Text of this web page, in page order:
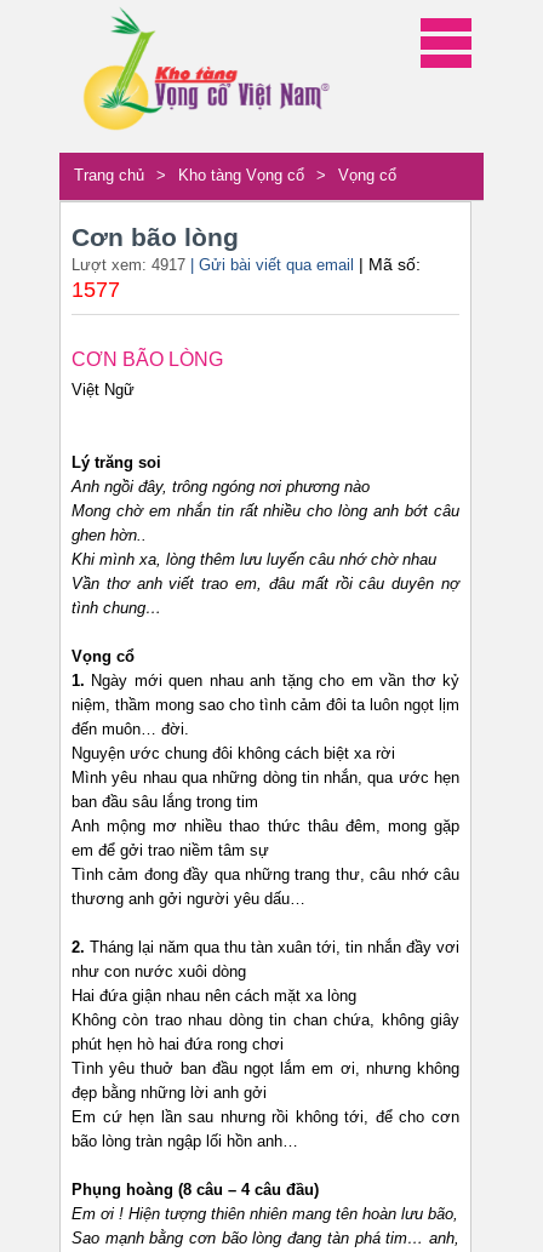
Trang chủ > Kho tàng Vọng cổ > Vọng cổ
Cơn bão lòng
Lượt xem: 4917 | Gửi bài viết qua email | Mã số:
1577
CƠN BÃO LÒNG
Việt Ngữ
Lý trăng soi
Anh ngồi đây, trông ngóng nơi phương nào
Mong chờ em nhắn tin rất nhiều cho lòng anh bớt câu
ghen hờn..
Khi mình xa, lòng thêm lưu luyến câu nhớ chờ nhau
Vần thơ anh viết trao em, đâu mất rồi câu duyên nợ
tình chung…
Vọng cổ
1. Ngày mới quen nhau anh tặng cho em vần thơ kỷ
niệm, thầm mong sao cho tình cảm đôi ta luôn ngọt lịm
đến muôn… đời.
Nguyện ước chung đôi không cách biệt xa rời
Mình yêu nhau qua những dòng tin nhắn, qua ước hẹn
ban đầu sâu lắng trong tim
Anh mộng mơ nhiều thao thức thâu đêm, mong gặp
em để gởi trao niềm tâm sự
Tình cảm đong đầy qua những trang thư, câu nhớ câu
thương anh gởi người yêu dấu…
2. Tháng lại năm qua thu tàn xuân tới, tin nhắn đầy vơi
như con nước xuôi dòng
Hai đứa giận nhau nên cách mặt xa lòng
Không còn trao nhau dòng tin chan chứa, không giây
phút hẹn hò hai đứa rong chơi
Tình yêu thuở ban đầu ngọt lắm em ơi, nhưng không
đẹp bằng những lời anh gởi
Em cứ hẹn lần sau nhưng rồi không tới, để cho cơn
bão lòng tràn ngập lối hồn anh…
Phụng hoàng (8 câu – 4 câu đầu)
Em ơi ! Hiện tượng thiên nhiên mang tên hoàn lưu bão,
Sao mạnh bằng cơn bão lòng đang tàn phá tim… anh,